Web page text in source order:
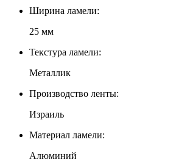
Ширина ламели:
25 мм
Текстура ламели:
Металлик
Производство ленты:
Израиль
Материал ламели:
Алюминий